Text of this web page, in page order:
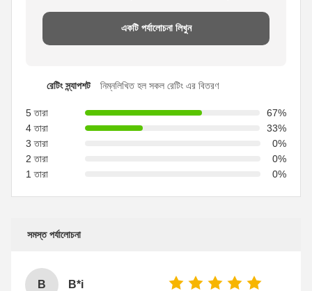
একটি পর্যালোচনা লিখুন
রেটিং স্ন্যাপশট নিম্নলিখিত হল সকল রেটিং এর বিতরণ
5 তারা
67%
4 তারা
33%
3 তারা
0%
2 তারা
0%
1 তারা
0%
সমস্ত পর্যালোচনা
B B*i